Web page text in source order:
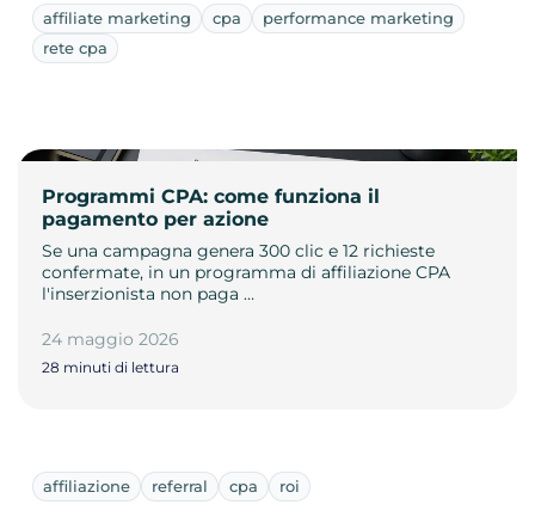
affiliate marketing cpa
performance marketing
rete cpa
Programmi CPA: come funziona il
pagamento per azione
Se una campagna genera 300 clic e 12 richieste
confermate, in un programma di affiliazione CPA
l'inserzionista non paga …
24 maggio 2026
28 minuti di lettura
affiliazione referral cpa roi